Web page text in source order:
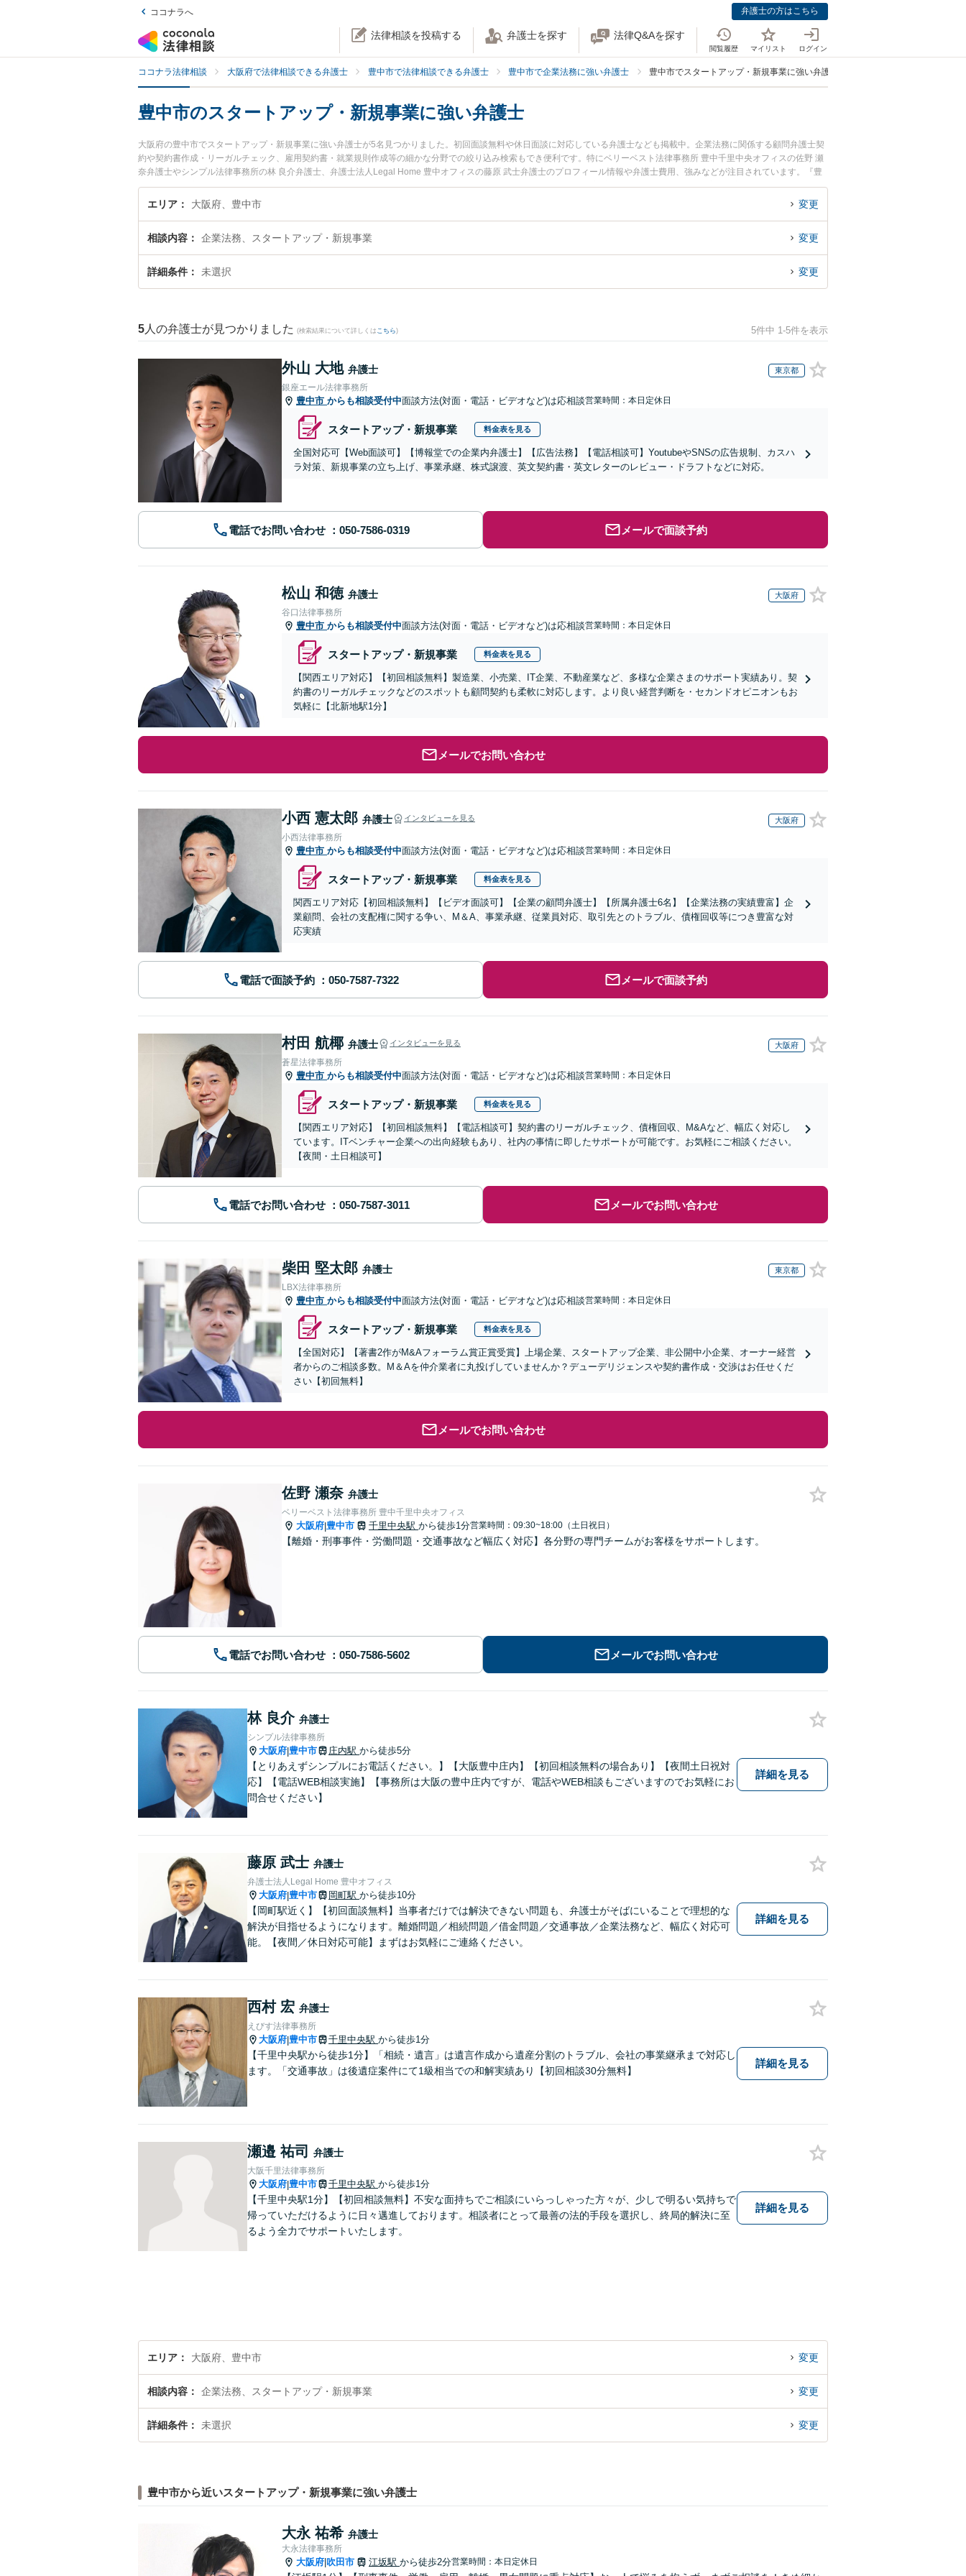
ココナラへ 弁護士の方はこちら
法律相談を投稿する 弁護士を探す 法律Q&Aを探す
閲覧履歴 マイリスト ログイン
ココナラ法律相談 大阪府で法律相談できる弁護士 豊中市で法律相談できる弁護士 豊中市で企業法務に強い弁護士 豊中市でスタートアップ・新規事業に強い弁護士
豊中市のスタートアップ・新規事業に強い弁護士
大阪府の豊中市でスタートアップ・新規事業に強い弁護士が5名見つかりました。初回面談無料や休日面談に対応している弁護士なども掲載中。企業法務に関係する顧問弁護士契
約や契約書作成・リーガルチェック、雇用契約書・就業規則作成等の細かな分野での絞り込み検索もでき便利です。特にベリーベスト法律事務所 豊中千里中央オフィスの佐野 瀬
奈弁護士やシンプル法律事務所の林 良介弁護士、弁護士法人Legal Home 豊中オフィスの藤原 武士弁護士のプロフィール情報や弁護士費用、強みなどが注目されています。『豊
中市で土日や夜間に発生したスタートアップ・新規事業のトラブルを今すぐに弁護士に相談したい』『スタートアップ・新規事業のトラブル解決の実績豊富な近くの弁護士を検索
したい』『初回相談無料でスタートアップ・新規事業を法律相談できる豊中市内の弁護士に相談予約したい』などでお困りの相談者さんにおすすめです。
エリア 大阪府、豊中市 変更
相談内容 企業法務、スタートアップ・新規事業 変更
詳細条件 未選択 変更
5 人の弁護士が見つかりました (検索結果について詳しくは こちら) 5件中 1-5件を表示
外山 大地 弁護士 東京都
銀座エール法律事務所
豊中市 からも相談受付中面談方法(対面・電話・ビデオなど)は応相談営業時間：本日定休日
スタートアップ・新規事業 料金表を見る
全国対応可【Web面談可】【博報堂での企業内弁護士】【広告法務】【電話相談可】YoutubeやSNSの広告規制、カスハ
ラ対策、新規事業の立ち上げ、事業承継、株式譲渡、英文契約書・英文レターのレビュー・ドラフトなどに対応。
電話でお問い合わせ メールで面談予約
松山 和徳 弁護士 大阪府
谷口法律事務所
豊中市 からも相談受付中面談方法(対面・電話・ビデオなど)は応相談営業時間：本日定休日
スタートアップ・新規事業 料金表を見る
【関西エリア対応】【初回相談無料】製造業、小売業、IT企業、不動産業など、多様な企業さまのサポート実績あり。契
約書のリーガルチェックなどのスポットも顧問契約も柔軟に対応します。より良い経営判断を・セカンドオピニオンもお
気軽に【北新地駅1分】
メールでお問い合わせ
小西 憲太郎 弁護士 インタビューを見る 大阪府
小西法律事務所
豊中市 からも相談受付中面談方法(対面・電話・ビデオなど)は応相談営業時間：本日定休日
スタートアップ・新規事業 料金表を見る
関西エリア対応【初回相談無料】【ビデオ面談可】【企業の顧問弁護士】【所属弁護士6名】【企業法務の実績豊富】企
業顧問、会社の支配権に関する争い、M＆A、事業承継、従業員対応、取引先とのトラブル、債権回収等につき豊富な対
応実績
電話で面談予約 メールで面談予約
村田 航椰 弁護士 インタビューを見る 大阪府
蒼星法律事務所
豊中市 からも相談受付中面談方法(対面・電話・ビデオなど)は応相談営業時間：本日定休日
スタートアップ・新規事業 料金表を見る
【関西エリア対応】【初回相談無料】【電話相談可】契約書のリーガルチェック、債権回収、M&Aなど、幅広く対応し
ています。ITベンチャー企業への出向経験もあり、社内の事情に即したサポートが可能です。お気軽にご相談ください。
【夜間・土日相談可】
電話でお問い合わせ メールでお問い合わせ
柴田 堅太郎 弁護士 東京都
LBX法律事務所
豊中市 からも相談受付中面談方法(対面・電話・ビデオなど)は応相談営業時間：本日定休日
スタートアップ・新規事業 料金表を見る
【全国対応】【著書2作がM&Aフォーラム賞正賞受賞】上場企業、スタートアップ企業、非公開中小企業、オーナー経営
者からのご相談多数。M＆Aを仲介業者に丸投げしていませんか？デューデリジェンスや契約書作成・交渉はお任せくだ
さい【初回無料】
メールでお問い合わせ
佐野 瀬奈 弁護士
ベリーベスト法律事務所 豊中千里中央オフィス
大阪府|豊中市 千里中央駅 から徒歩1分営業時間：09:30~18:00（土日祝日）
【離婚・刑事事件・労働問題・交通事故など幅広く対応】各分野の専門チームがお客様をサポートします。
電話でお問い合わせ メールでお問い合わせ
林 良介 弁護士
シンプル法律事務所
大阪府|豊中市 庄内駅 から徒歩5分
【とりあえずシンプルにお電話ください。】【大阪豊中庄内】【初回相談無料の場合あり】【夜間土日祝対
応】【電話WEB相談実施】【事務所は大阪の豊中庄内ですが、電話やWEB相談もございますのでお気軽にお
問合せください】
詳細を見る
藤原 武士 弁護士
弁護士法人Legal Home 豊中オフィス
大阪府|豊中市 岡町駅 から徒歩10分
【岡町駅近く】【初回面談無料】当事者だけでは解決できない問題も、弁護士がそばにいることで理想的な
解決が目指せるようになります。離婚問題／相続問題／借金問題／交通事故／企業法務など、幅広く対応可
能。【夜間／休日対応可能】まずはお気軽にご連絡ください。
詳細を見る
西村 宏 弁護士
えびす法律事務所
大阪府|豊中市 千里中央駅 から徒歩1分
【千里中央駅から徒歩1分】「相続・遺言」は遺言作成から遺産分割のトラブル、会社の事業継承まで対応し
ます。「交通事故」は後遺症案件にて1級相当での和解実績あり【初回相談30分無料】
詳細を見る
瀬邉 祐司 弁護士
大阪千里法律事務所
大阪府|豊中市 千里中央駅 から徒歩1分
【千里中央駅1分】【初回相談無料】不安な面持ちでご相談にいらっしゃった方々が、少しで明るい気持ちで
帰っていただけるように日々邁進しております。相談者にとって最善の法的手段を選択し、終局的解決に至
るよう全力でサポートいたします。
詳細を見る
エリア 大阪府、豊中市 変更
相談内容 企業法務、スタートアップ・新規事業 変更
詳細条件 未選択 変更
豊中市から近いスタートアップ・新規事業に強い弁護士
大永 祐希 弁護士
大永法律事務所
大阪府 吹田市 江坂駅 から徒歩2分営業時間：本日定休日